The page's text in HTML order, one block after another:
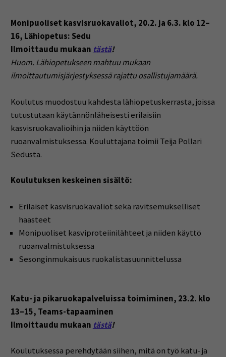
Monipuoliset kasvisruokavaliot, 20.2. ja 6.3. klo 12–
16, Lähiopetus: Sedu
Ilmoittaudu mukaan tästä!
Huom. Lähiopetukseen mahtuu mukaan
ilmoittautumisjärjestyksessä rajattu osallistujamäärä.
Koulutus muodostuu kahdesta lähiopetuskerrasta, joissa
tutustutaan käytännönläheisesti erilaisiin
kasvisruokavalioihin ja niiden käyttöön
ruoanvalmistuksessa. Kouluttajana toimii Teija Pollari
Sedusta.
Koulutuksen keskeinen sisältö:
Erilaiset kasvisruokavaliot sekä ravitsemukselliset
haasteet
Monipuoliset kasviproteiinilähteet ja niiden käyttö
ruoanvalmistuksessa
Sesonginmukaisuus ruokalistasuunnittelussa
Katu- ja pikaruokapalveluissa toimiminen, 23.2. klo
13–15, Teams-tapaaminen
Ilmoittaudu mukaan tästä!
Koulutuksessa perehdytään siihen, mitä on työ katu- ja